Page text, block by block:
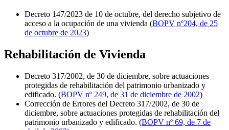
Decreto 147/2023 de 10 de octubre, del derecho subjetivo de
acceso a la ocupación de una vivienda (BOPV nº204, de 25
de octubre de 2023)
Rehabilitación de Vivienda
Decreto 317/2002, de 30 de diciembre, sobre actuaciones
protegidas de rehabilitación del patrimonio urbanizado y
edificado. (BOPV nº 249, de 31 de diciembre de 2002)
Corrección de Errores del Decreto 317/2002, de 30 de
diciembre, sobre actuaciones protegidas de rehabilitación del
patrimonio urbanizado y edificado. (BOPV nº 69, de 7 de